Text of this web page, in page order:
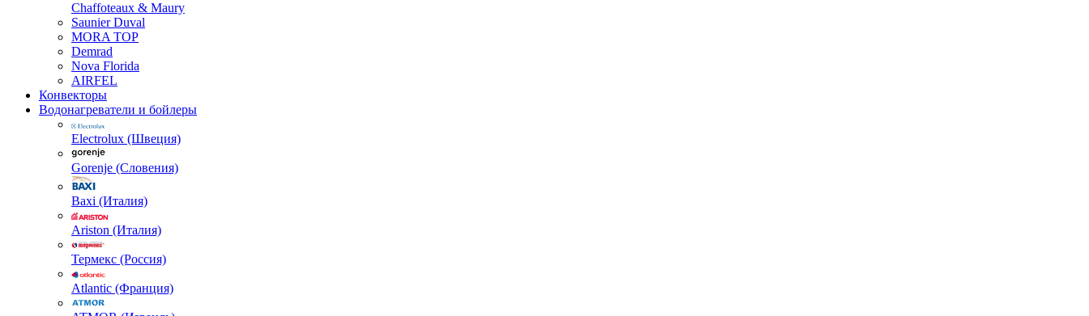
Chaffoteaux & Maury
Saunier Duval
MORA TOP
Demrad
Nova Florida
AIRFEL
Конвекторы
Водонагреватели и бойлеры
Electrolux (Швеция)
Gorenje (Словения)
Baxi (Италия)
Ariston (Италия)
Термекс (Россия)
Atlantic (Франция)